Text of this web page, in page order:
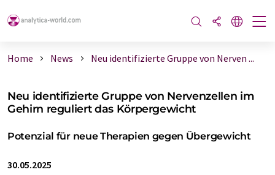
Home News Neu identifizierte Gruppe von Nerven ...
Neu identifizierte Gruppe von Nervenzellen im
Gehirn reguliert das Körpergewicht
Potenzial für neue Therapien gegen Übergewicht
30.05.2025